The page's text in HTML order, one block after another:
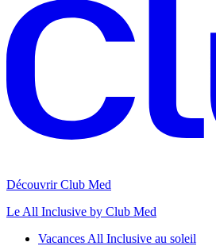
Découvrir Club Med
Le All Inclusive by Club Med
Vacances All Inclusive au soleil